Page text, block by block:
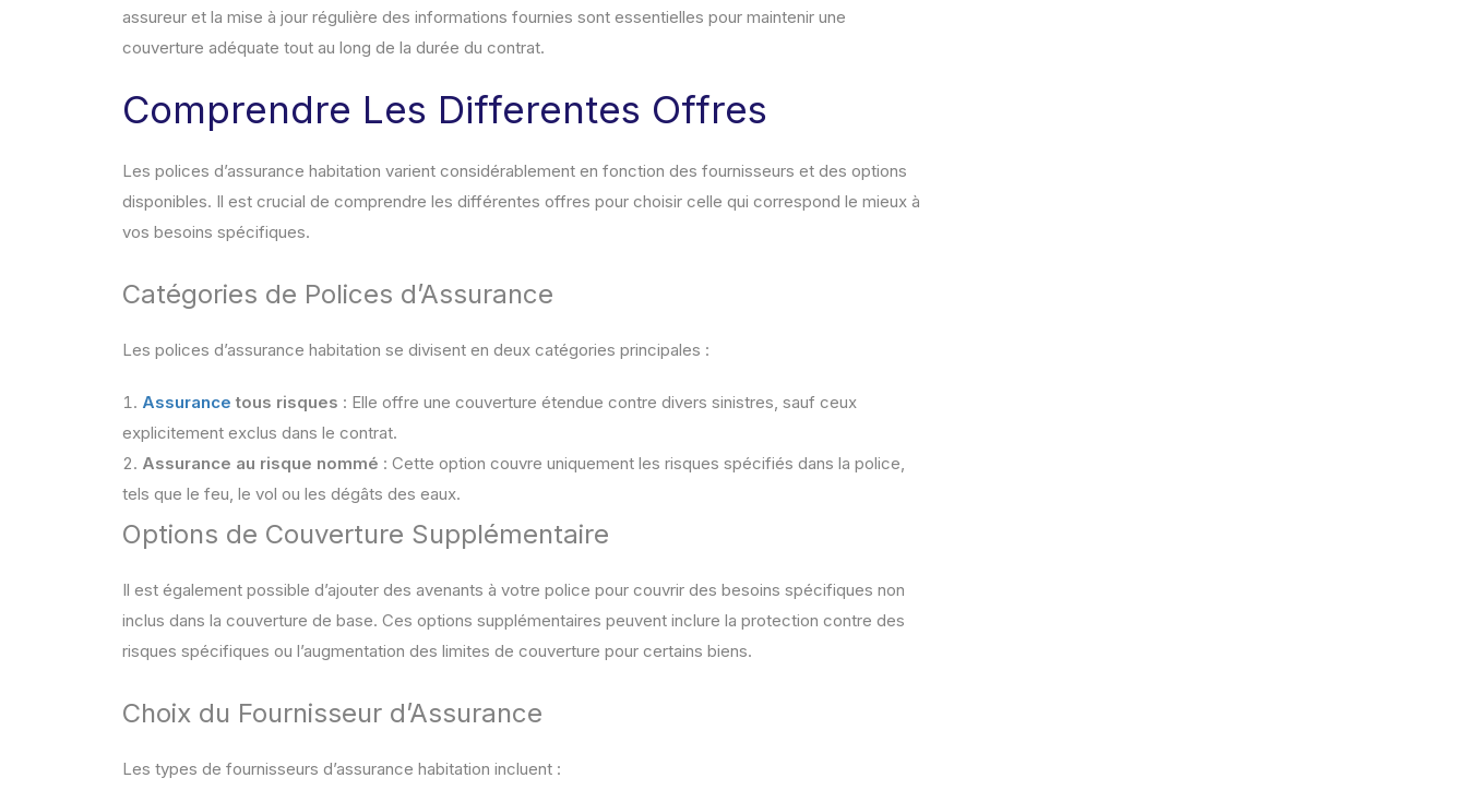
assureur et la mise à jour régulière des informations fournies sont essentielles pour maintenir une
couverture adéquate tout au long de la durée du contrat.
Comprendre Les Differentes Offres
Les polices d’assurance habitation varient considérablement en fonction des fournisseurs et des options
disponibles. Il est crucial de comprendre les différentes offres pour choisir celle qui correspond le mieux à
vos besoins spécifiques.
Catégories de Polices d’Assurance
Les polices d’assurance habitation se divisent en deux catégories principales :
Assurance tous risques : Elle offre une couverture étendue contre divers sinistres, sauf ceux
explicitement exclus dans le contrat.
Assurance au risque nommé : Cette option couvre uniquement les risques spécifiés dans la police,
tels que le feu, le vol ou les dégâts des eaux.
Options de Couverture Supplémentaire
Il est également possible d’ajouter des avenants à votre police pour couvrir des besoins spécifiques non
inclus dans la couverture de base. Ces options supplémentaires peuvent inclure la protection contre des
risques spécifiques ou l’augmentation des limites de couverture pour certains biens.
Choix du Fournisseur d’Assurance
Les types de fournisseurs d’assurance habitation incluent :